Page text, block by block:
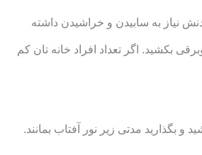
نیاز به سابیدن و خراشیدن داشته
بکشید. اگر تعداد افراد خانه ‏تان کم
بگذارید مدتی زیر نور آفتاب بمانند.